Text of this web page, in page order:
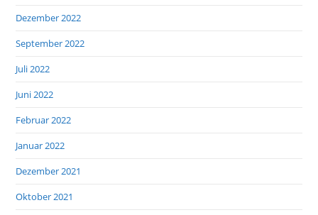
Dezember 2022
September 2022
Juli 2022
Juni 2022
Februar 2022
Januar 2022
Dezember 2021
Oktober 2021